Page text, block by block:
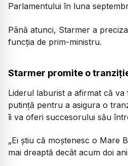
Parlamentului în luna
Până atunci, Starmer a
funcția de prim-ministru.
Starmer promite o
Liderul laburist a afirmat că
putință pentru a asigura o
îi va oferi succesorului său
„Ei știu că moștenesc o Mare
mai dreaptă decât acum doi